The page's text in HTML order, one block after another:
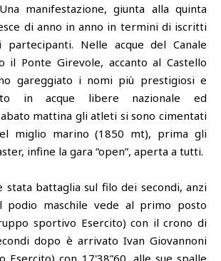
manifestazione, giunta alla quinta
di anno in anno in termini di iscritti
Nelle acque del Canale
il Ponte Girevole, accanto al Castello
gareggiato i nomi più prestigiosi e
in acque libere nazionale ed
mattina gli atleti si sono cimentati
miglio marino (1850 mt), prima gli
infine la gara “open”, aperta a tutti.
stata battaglia sul filo dei secondi, anzi
podio maschile vede al primo posto
sportivo Esercito) con il crono di
dopo è arrivato Ivan Giovannoni
Esercito) con 17'38”60, alle sue spalle